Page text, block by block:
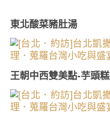
東北酸菜豬肚湯
王朝中西雙美點-芋頭糕